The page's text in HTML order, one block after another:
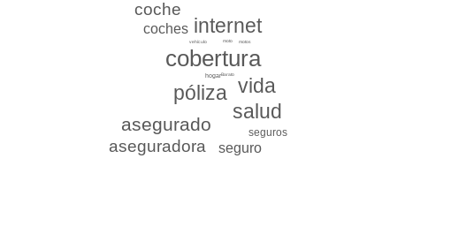
cobertura
internet
póliza
salud
vida
asegurado
aseguradora
coche
coches
seguro
seguros
hogarBarato
moto motos
vehículo